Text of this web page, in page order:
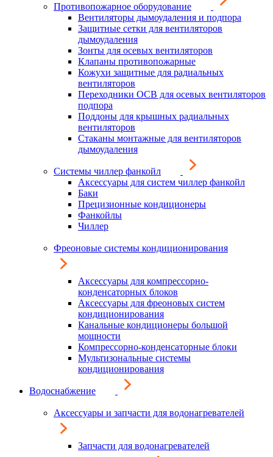
Противопожарное оборудование
Вентиляторы дымоудаления и подпора
Защитные сетки для вентиляторов
дымоудаления
Зонты для осевых вентиляторов
Клапаны противопожарные
Кожухи защитные для радиальных
вентиляторов
Переходники ОСВ для осевых вентиляторов
подпора
Поддоны для крышных радиальных
вентиляторов
Стаканы монтажные для вентиляторов
дымоудаления
Системы чиллер фанкойл
Аксессуары для систем чиллер фанкойл
Баки
Прецизионные кондиционеры
Фанкойлы
Чиллер
Фреоновые системы кондиционирования
Аксессуары для компрессорно-
конденсаторных блоков
Аксессуары для фреоновых систем
кондиционирования
Канальные кондиционеры большой
мощности
Компрессорно-конденсаторные блоки
Мультизональные системы
кондиционирования
Водоснабжение
Аксессуары и запчасти для водонагревателей
Запчасти для водонагревателей